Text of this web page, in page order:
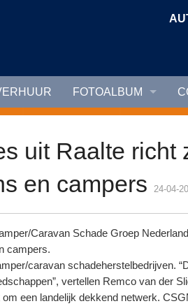
FOTOALBUM
uit Raalte richt
en campers
24-04-
Caravan Schade Groep
campers.
caravan schadeherstelbedrijven.
vertellen Remco van der
een landelijk dekkend netwerk.